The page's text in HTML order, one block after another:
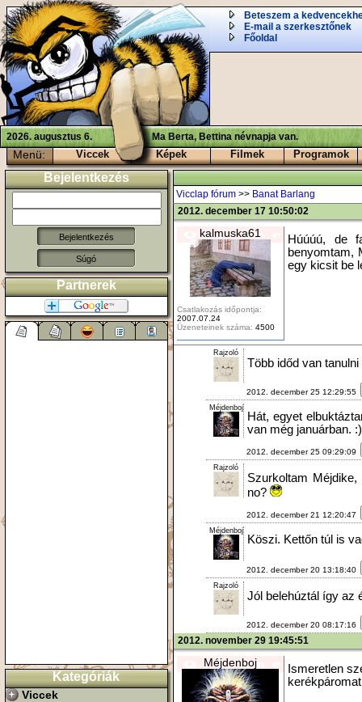
Beteszem a
E-mail a szerkesztőnek
Főoldal
2026. augusztus 6. Ma Berta, Bettina névnapja van.
Menü: Viccek Képek Filmek Programok
Bejelentkezés
Súgó
Partnerek
Kategóriák
Viccek
Vicclap fórum >> Banat Barlang
2012. december 17 10:50:02
kalmuska61
Csatlakozás időpontja:
2007.07.24
Üzeneteinek száma: 4500
Húúúú, de
benyomtam,
egy kicsit be
Rajzoló
Több időd van
2012. december 25 12:29:55
Méjdenboj
Hát, egyet
van még januárban. :)
2012. december 25 09:29:09
Rajzoló
Szurkoltam
no?
2012. december 21 12:20:47
Méjdenboj
Köszi. Kettőn túl is
2012. december 20 13:18:40
Rajzoló
Jól belehúztál így az
2012. december 20 08:17:16
2012. november 29 19:45:51
Méjdenboj
Ismeretlen